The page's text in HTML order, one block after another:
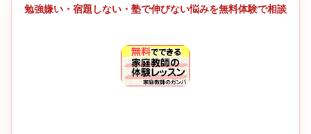
勉強嫌い・宿題しない・塾で伸びない悩みを無料体験で相談